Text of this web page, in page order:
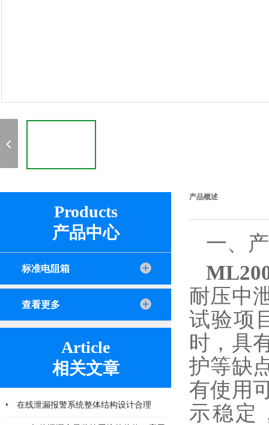
Products
产品中心
标准电阻箱
查看更多
Article
相关文章
在线泄漏报警系统整体结构设计合理
产品概述
一、
耐压中
试验项
时，具
护等缺
有使用
示稳定